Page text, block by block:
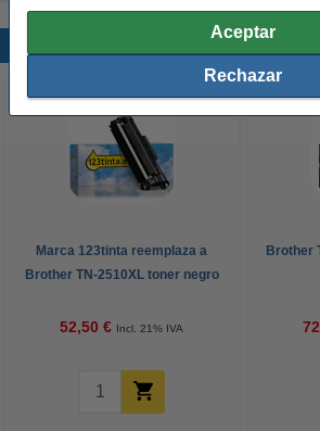
Aceptar
Rechazar
Productos destacados
Marca 123tinta reemplaza a
Brother TN-2510XL toner negro
52,50 € Incl. 21% IVA
Brother